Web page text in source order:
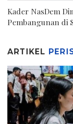
Kader NasDem
Pembangunan di
ARTIKEL